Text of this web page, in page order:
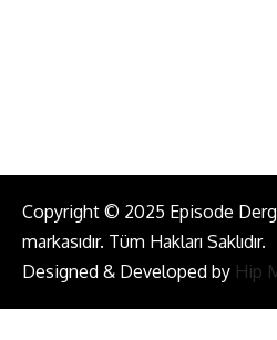
Copyright © 2025 Episode
markasıdır. Tüm Hakları Saklıdır.
Designed & Developed by Hip